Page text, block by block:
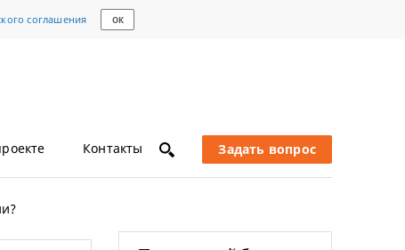
соглашения ОК
Контакты Задать вопрос